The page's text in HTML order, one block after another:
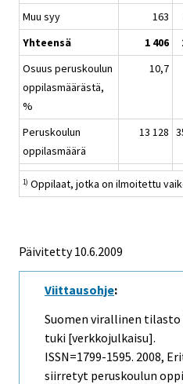
Muu syy
163
Yhteensä
1 406
Osuus peruskoulun
oppilasmäärästä,
%
10,7
Peruskoulun
oppilasmäärä
13 128
1) Oppilaat, jotka on ilmoitettu
Päivitetty10.6.2009
Viittausohje:
Suomen virallinen tilasto
tuki [verkkojulkaisu].
ISSN=1799-1595. 2008,
siirretyt peruskoulun